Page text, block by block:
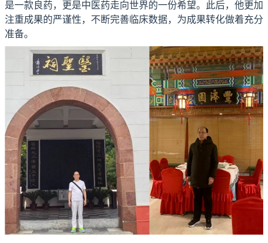
是一款良药，更是中医药走向世界的一份希望。此后，他更加
注重成果的严谨性，不断完善临床数据，为成果转化做着充分
准备。